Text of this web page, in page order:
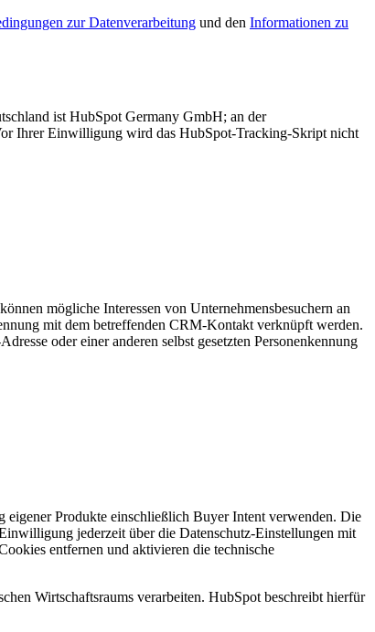
zur Datenverarbeitung und den Informationen zu
ist HubSpot Germany GmbH; an der
Ihrer Einwilligung wird das HubSpot-Tracking-Skript nicht
mögliche Interessen von Unternehmensbesuchern an
mit dem betreffenden CRM-Kontakt verknüpft werden.
oder einer anderen selbst gesetzten Personenkennung
eigener Produkte einschließlich Buyer Intent verwenden. Die
jederzeit über die Datenschutz-Einstellungen mit
entfernen und aktivieren die technische
Wirtschaftsraums verarbeiten. HubSpot beschreibt hierfür